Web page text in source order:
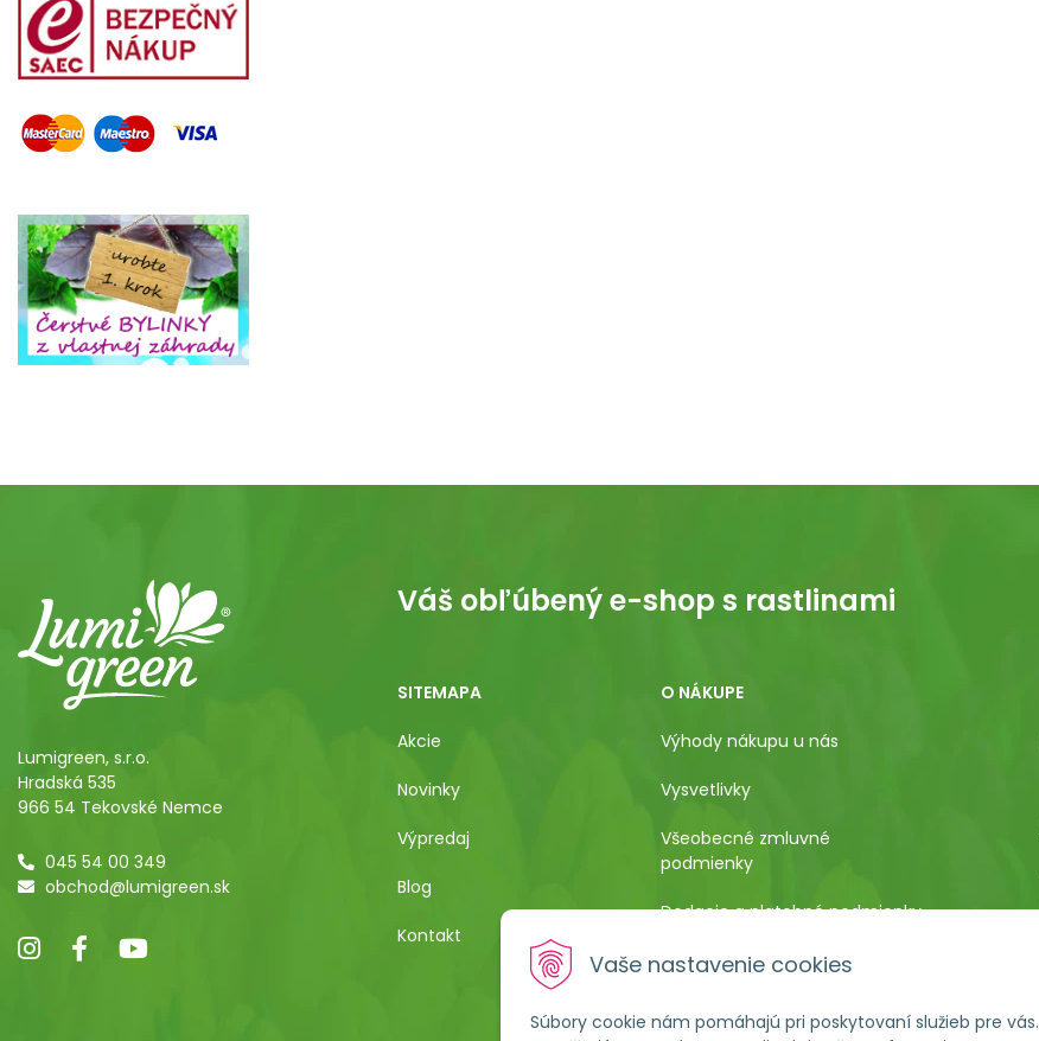
Vaše nastavenie cookies
Súbory cookie nám pomáhajú pri poskytovaní služieb pre vás.
Lumigreen, s.r.o.
Hradská 535
966 54 Tekovské Nemce
045 54 00 349
obchod@lumigreen.sk
Váš obľúbený e-shop s rastlinami
SITEMAPA
Akcie
Novinky
Výpredaj
Blog
Kontakt
O NÁKUPE
Výhody nákupu u nás
Vysvetlivky
Všeobecné zmluvné
podmienky
Dodacie a platobné podmienky
Pestovateľský manuál
Poučenie o uplatnení práva
kupujúceho na odstúpenie od